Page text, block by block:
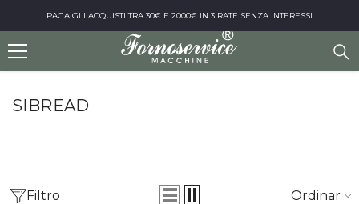
PAGA GLI ACQUISTI TRA 30€ E 2000€ IN 3 RATE SENZA INTERESSI
SIBREAD
Filtro Ordinare